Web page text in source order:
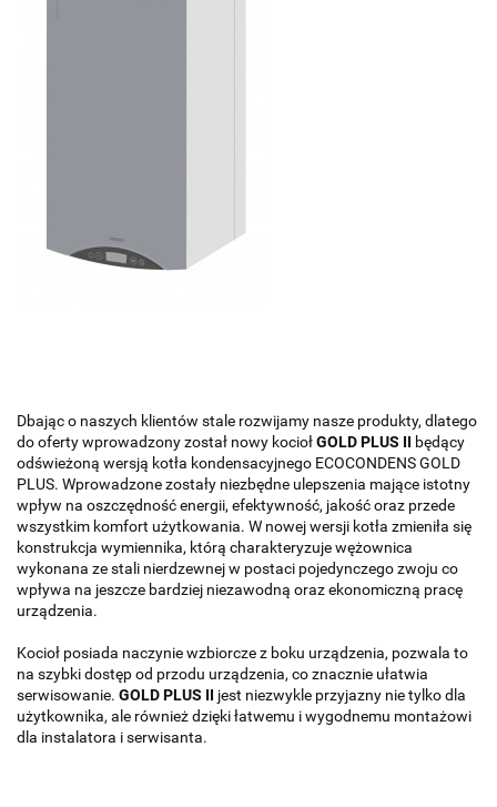
Dbając o naszych klientów stale rozwijamy nasze produkty, dlatego
do oferty wprowadzony został nowy kociołGOLD PLUS II będący
odświeżoną wersją kotła kondensacyjnego ECOCONDENS GOLD
PLUS. Wprowadzone zostały niezbędne ulepszenia mające istotny
wpływ na oszczędność energii, efektywność, jakość oraz przede
wszystkim komfort użytkowania. W nowej wersji kotła zmieniła się
konstrukcja wymiennika, którą charakteryzuje wężownica
wykonana ze stali nierdzewnej w postaci pojedynczego zwoju co
wpływa na jeszcze bardziej niezawodną oraz ekonomiczną pracę
urządzenia.
Kocioł posiada naczynie wzbiorcze z boku urządzenia, pozwala to
na szybki dostęp od przodu urządzenia, co znacznie ułatwia
serwisowanie. GOLD PLUS II jest niezwykle przyjazny nie tylko dla
użytkownika, ale również dzięki łatwemu i wygodnemu montażowi
dla instalatora i serwisanta.